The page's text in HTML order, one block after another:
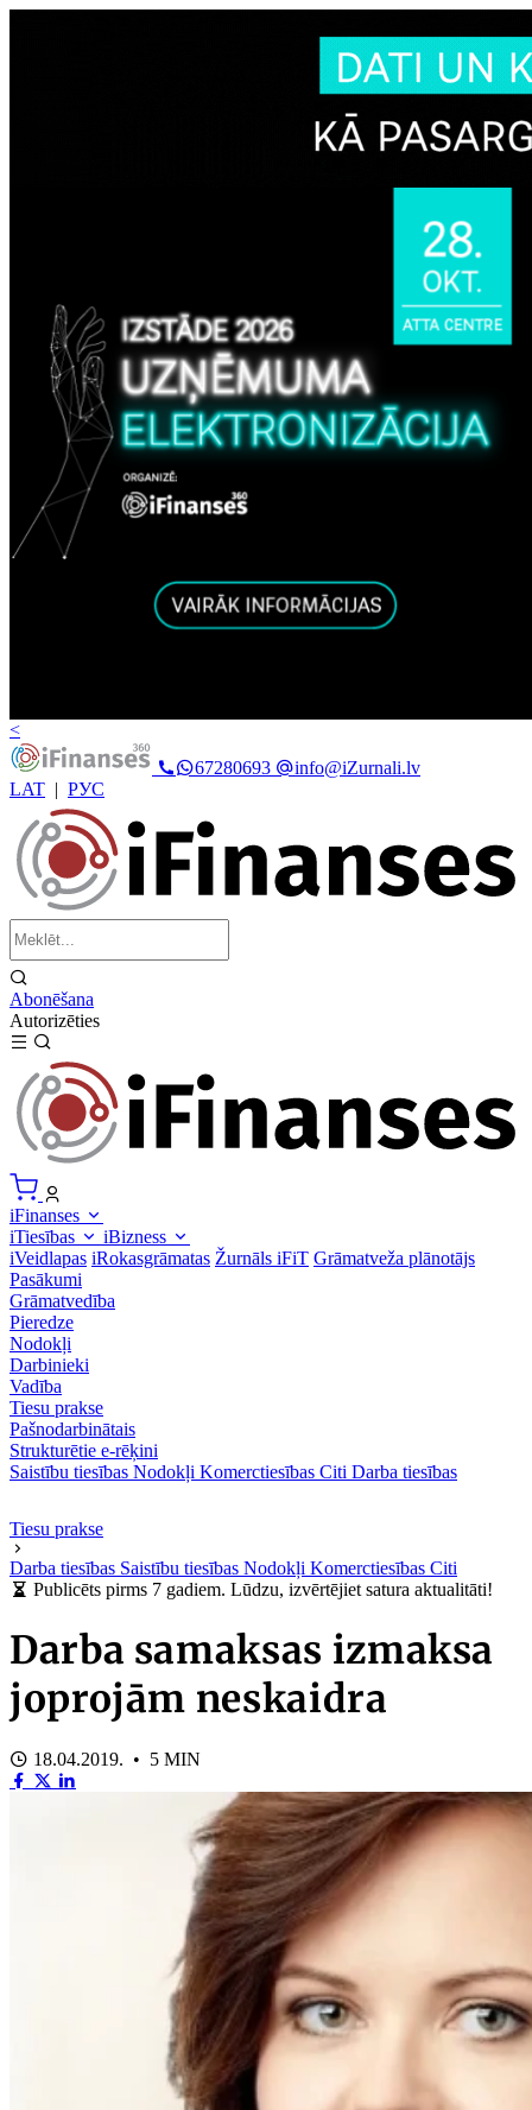
<
67280693
info@iZurnali.lv
LAT | РУС
Abonēšana
Autorizēties
iFinanses
iTiesības
iBizness
iVeidlapas iRokasgrāmatas Žurnāls iFiT Grāmatveža plānotājs
Pasākumi
Grāmatvedība
Pieredze
Nodokļi
Darbinieki
Vadība
Tiesu prakse
Pašnodarbinātais
Strukturētie e-rēķini
Saistību tiesības Nodokļi Komerctiesības Citi Darba tiesības
Tiesu prakse
Darba tiesības Saistību tiesības Nodokļi Komerctiesības Citi
Publicēts pirms 7 gadiem. Lūdzu, izvērtējiet satura aktualitāti!
Darba samaksas izmaksa
joprojām neskaidra
18.04.2019. • 5 MIN